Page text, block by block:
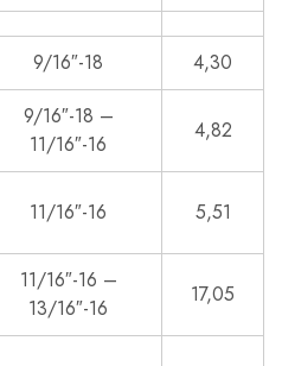
9/16″-18 4,30
9/16″-18 –
11/16″-16
4,82
11/16″-16 5,51
11/16″-16 –
13/16″-16
17,05